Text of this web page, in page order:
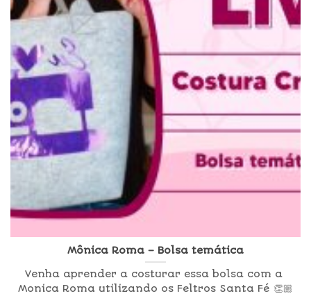
Mônica Roma – Bolsa temática
Venha aprender a costurar essa bolsa com a
Monica Roma utilizando os Feltros Santa Fé 👏🏼